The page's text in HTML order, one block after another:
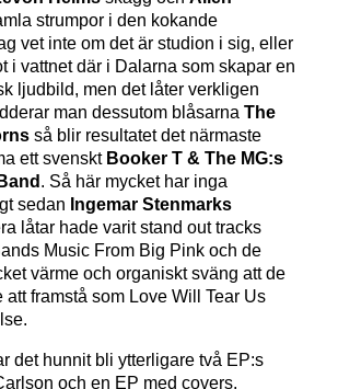
strumpor i den kokande
vet inte om det är studion i sig, eller
i vattnet där i Dalarna som skapar en
ljudbild, men det låter verkligen
man dessutom blåsarnaThe
så blir resultatet det närmaste
ett svenskt Booker T & The MG:s
. Så här mycket har inga
sedan Ingemar Stenmarks
låtar hade varit stand out tracks
Music From Big Pink och de
värme och organiskt sväng att de
att framstå som Love Will Tear Us
det hunnit bli ytterligare två EP:s
och en EP med covers.